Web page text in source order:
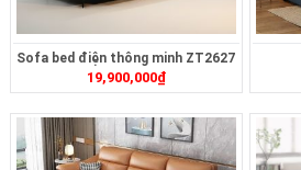
Sofa bed điện thông minh ZT2627
19,900,000₫